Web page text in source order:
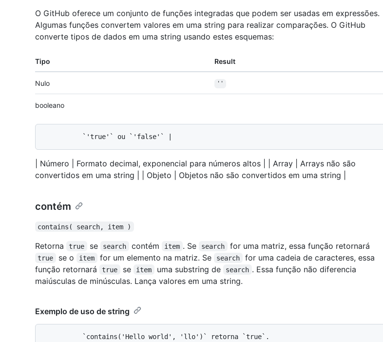
O GitHub oferece um conjunto de funções integradas que podem ser usadas em expressões.
Algumas funções convertem valores em uma string para realizar comparações. O GitHub
converte tipos de dados em uma string usando estes esquemas:
Tipo Result
Nulo ''
booleano
| Número | Formato decimal, exponencial para números altos | | Array | Arrays não são
convertidos em uma string | | Objeto | Objetos não são convertidos em uma string |
contém
contains( search, item )
Retorna true se search contém item . Se search for uma matriz, essa função retornará
true se o item for um elemento na matriz. Se search
for uma cadeia de caracteres, essa
função retornará
true se item uma substring de search . Essa função não diferencia
maiúsculas de minúsculas. Lança valores em uma string.
Exemplo de uso de string